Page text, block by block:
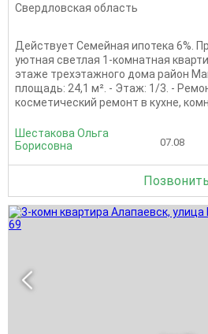
Свердловская область
Действует Семейная ипотека 6%.
уютная светлая 1-комнатная
этаже трехэтажного дома район
площадь: 24,1 м². - Этаж: 1/3. -
косметический ремонт в кухне,
Шестакова Ольга
Борисовна
07.08
Позвонить